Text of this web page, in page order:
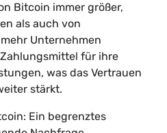
Bitcoin immer größer,
als auch von
Unternehmen
für ihre
was das Vertrauen
stärkt.
Ein begrenztes